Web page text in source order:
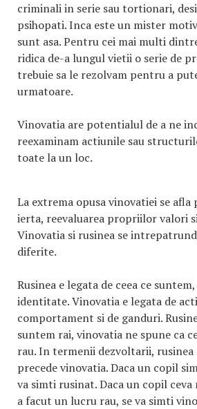
criminali in serie sau tortionari,
psihopati. Inca este un mister
sunt asa. Pentru cei mai multi
ridica de-a lungul vietii o serie de
trebuie sa le rezolvam pentru a
urmatoare.
Vinovatia are potentialul de a ne
reexaminam actiunile sau
toate la un loc.
La extrema opusa vinovatiei se afla
ierta, reevaluarea propriilor valori
Vinovatia si rusinea se
diferite.
Rusinea e legata de ceea ce
identitate. Vinovatia e legata de
comportament si de ganduri.
suntem rai, vinovatia ne spune ca
rau. In termenii dezvoltarii, rusinea
precede vinovatia. Daca un copil
va simti rusinat. Daca un copil ceva
a facut un lucru rau, se va simti